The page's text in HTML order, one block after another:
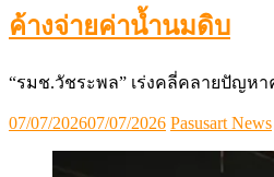
ค้างจ่ายค่าน้ำนมดิบ
“รมช.วัชระพล” เร่งคลี่คลายปัญห
Posted
07/07/202607/07/2026 Author
Pasusart News